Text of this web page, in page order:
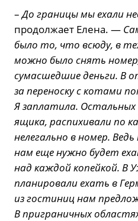
–До границы мы ехали
продолжает Елена. —
было то, что всюду, в
можно было снять
сумасшедшие деньги. В
за переноску с котами
Я заплатила.
ящика, распихивали по
нелегально в номер.
нам еще нужно будет
над каждой копейкой. В
планировали ехать в
из гостиниц нам
В приграничных